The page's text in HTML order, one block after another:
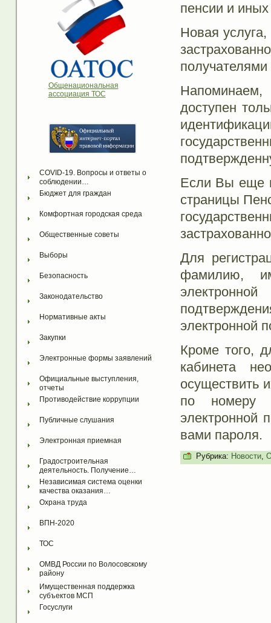
Общенациональная
ассоциация ТОС
COVID-19. Вопросы и ответы о
соблюдении…
Бюджет для граждан
Комфортная городская среда
Общественные советы
Выборы
Безопасность
Законодательство
Нормативные акты
Закупки
Электронные формы заявлений
Официальные выступления,
отчеты
Противодействие коррупции
Публичные слушания
Электронная приемная
Градостроительная
деятельность. Получение…
Независимая система оценки
качества оказания…
Охрана труда
ВПН-2020
ТОС
ОМВД России по Волосовскому
району
Имущественная поддержка
субъектов МСП
Госуслуги
пенсии и
Новая
Напоминаем,
доступен
Если Вы еще
страницы
Для
фамилию,
электронной
Кроме того,
кабинета
осуществить
по номеру
электронной
вами пароля.
Рубрика: Новости,